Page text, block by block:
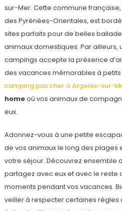
sur-Mer. Cette commune
des Pyrénées-Orientales, est
sites parfaits pour de belles
animaux domestiques. Par ailleurs,
campings accepte la présence
des vacances mémorables à petits
camping pas cher à Argelès-sur-
homeoù vos animaux de
eux.
Adonnez-vous à une petite
de vos animaux le long des plages
votre séjour. Découvrez ensemble
partagez avec eux et avec le reste
moments pendant vos vacances.
veiller à respecter certaines